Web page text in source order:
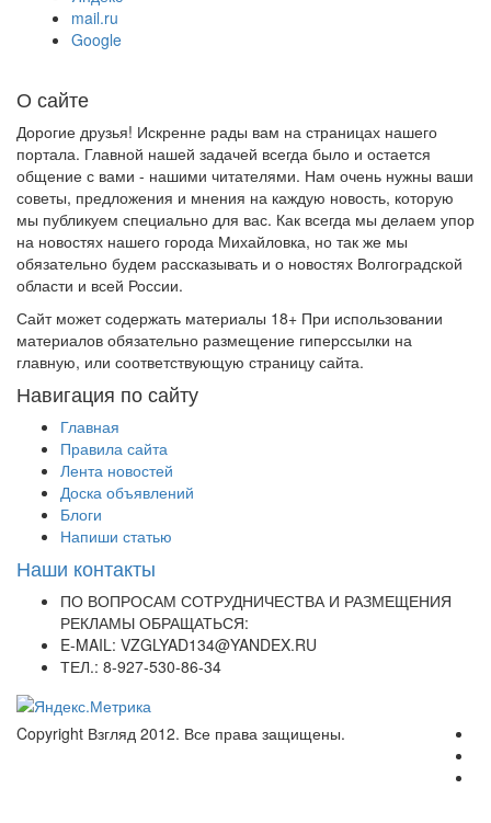
mail.ru
Google
О сайте
Дорогие друзья! Искренне рады вам на страницах нашего
портала. Главной нашей задачей всегда было и остается
общение с вами - нашими читателями. Нам очень нужны ваши
советы, предложения и мнения на каждую новость, которую
мы публикуем специально для вас. Как всегда мы делаем упор
на новостях нашего города Михайловка, но так же мы
обязательно будем рассказывать и о новостях Волгоградской
области и всей России.
Сайт может содержать материалы 18+ При использовании
материалов обязательно размещение гиперссылки на
главную, или соответствующую страницу сайта.
Навигация по сайту
Главная
Правила сайта
Лента новостей
Доска объявлений
Блоги
Напиши статью
Наши контакты
ПО ВОПРОСАМ СОТРУДНИЧЕСТВА И РАЗМЕЩЕНИЯ
РЕКЛАМЫ ОБРАЩАТЬСЯ:
E-MAIL: VZGLYAD134@YANDEX.RU
ТЕЛ.: 8-927-530-86-34
Copyright Взгляд 2012. Все права защищены.